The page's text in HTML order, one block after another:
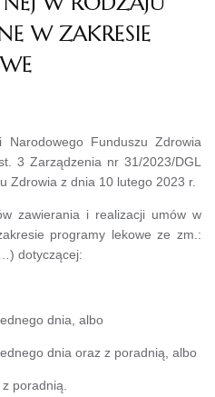
W ZAKRESIE
Narodowego Funduszu Zdrowia
3 Zarządzenia nr 31/2023/DGL
Zdrowia z dnia 10 lutego 2023 r.
zawierania i realizacji umów w
programy lekowe ze zm.:
dotyczącej:
dnia, albo
dnia oraz z poradnią, albo
poradnią.